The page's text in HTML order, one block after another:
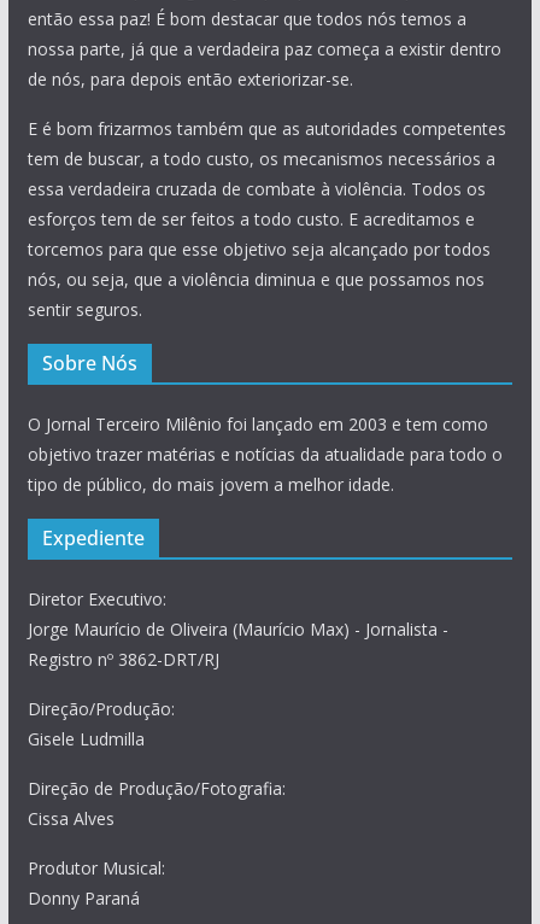
então essa paz! É bom destacar que todos nós temos a
nossa parte, já que a verdadeira paz começa a existir dentro
de nós, para depois então exteriorizar-se.
E é bom frizarmos também que as autoridades competentes
tem de buscar, a todo custo, os mecanismos necessários a
essa verdadeira cruzada de combate à violência. Todos os
esforços tem de ser feitos a todo custo. E acreditamos e
torcemos para que esse objetivo seja alcançado por todos
nós, ou seja, que a violência diminua e que possamos nos
sentir seguros.
Sobre Nós
O Jornal Terceiro Milênio foi lançado em 2003 e tem como
objetivo trazer matérias e notícias da atualidade para todo o
tipo de público, do mais jovem a melhor idade.
Expediente
Diretor Executivo:
Jorge Maurício de Oliveira (Maurício Max) - Jornalista -
Registro nº 3862-DRT/RJ
Direção/Produção:
Gisele Ludmilla
Direção de Produção/Fotografia:
Cissa Alves
Produtor Musical:
Donny Paraná